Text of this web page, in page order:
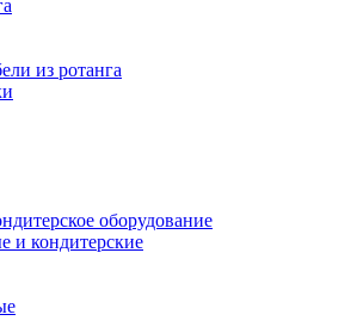
из ротанга
оборудование
и кондитерские